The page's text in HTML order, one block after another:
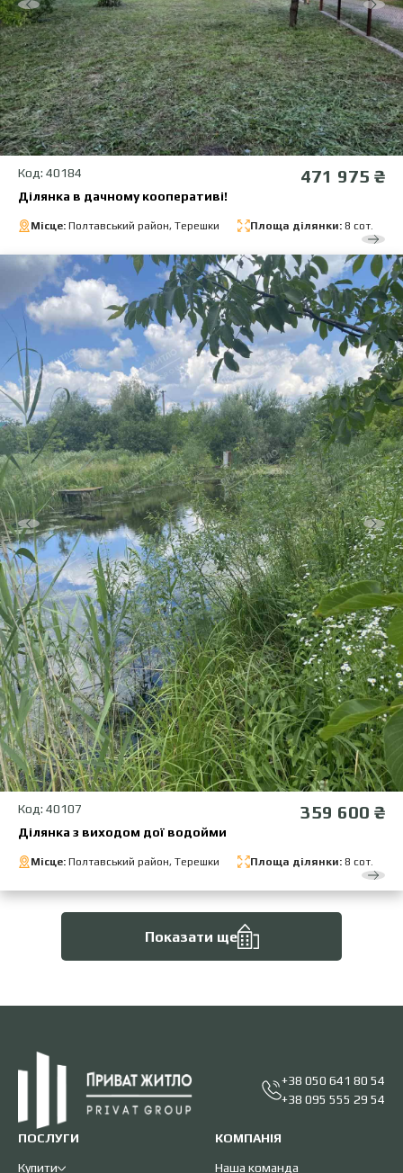
Код: 40184 471 975 ₴
Ділянка в дачному кооперативі!
Місце: Полтавський район, Терешки Площа ділянки: 8 сот.
Код: 40107 359 600 ₴
Ділянка з виходом дої водойми
Місце: Полтавський район, Терешки Площа ділянки: 8 сот.
Показати ще
+38 050 641 80 54
+38 095 555 29 54
ПОСЛУГИ
Купити
КОМПАНІЯ
Наша команда